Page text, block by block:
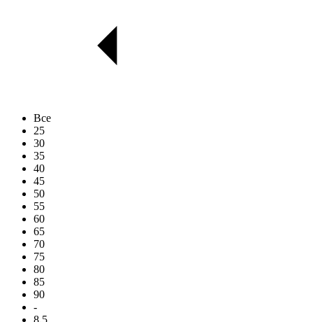
Все
25
30
35
40
45
50
55
60
65
70
75
80
85
90
-
8.5